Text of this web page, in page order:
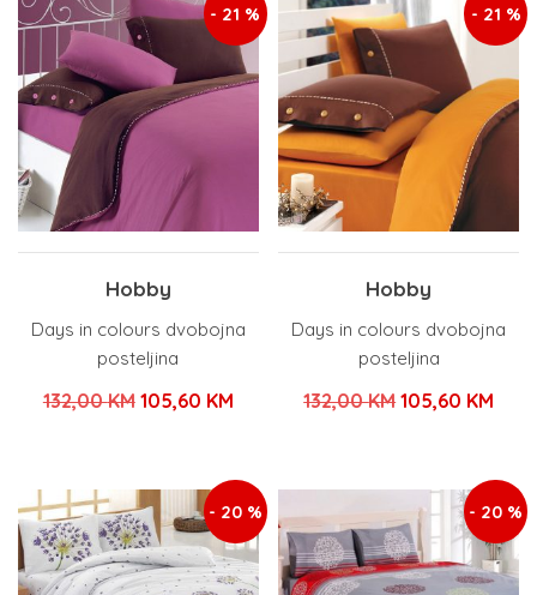
- 21 %
Hobby
Days in colours dvobojna
posteljina
132,00KM Izvorna
je:
132,00 KM.
105,60 KMTrenutna
105,60 KM.
- 21 %
Hobby
Days in colours dvobojna
posteljina
132,00KMIzvorna
je:
132,00 KM.
105,60 KM
- 20 % - 20 %